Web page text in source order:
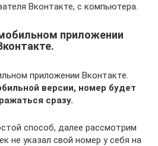
Вконтакте, с компьютера.
приложении
приложении Вконтакте.
версии, номер будет
сразу.
способ, далее рассмотрим
не указал свой номер у себя на